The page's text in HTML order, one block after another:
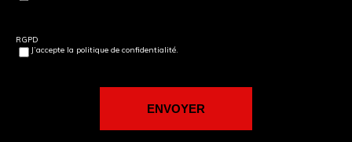
RGPD
J’accepte la politique de confidentialité.